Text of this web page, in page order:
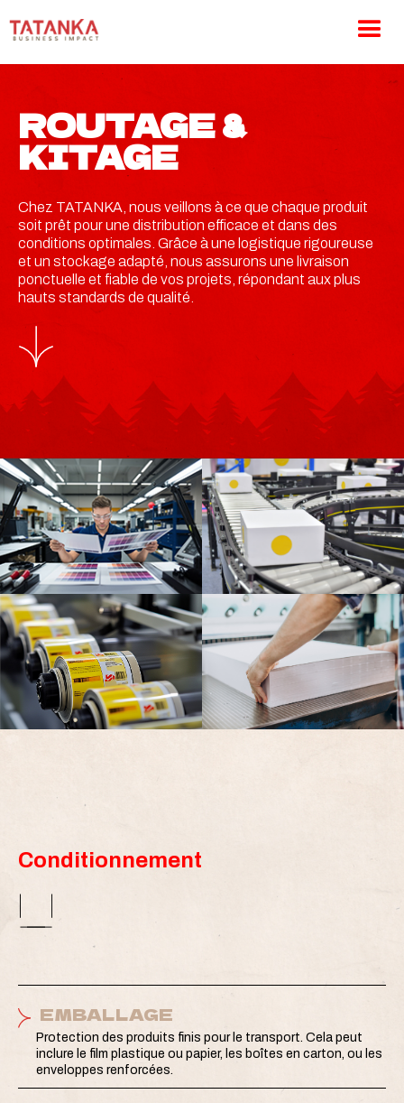
ROUTAGE &
KITAGE
Chez TATANKA, nous veillons à ce que chaque produit
soit prêt pour une distribution efficace et dans des
conditions optimales. Grâce à une logistique rigoureuse
et un stockage adapté, nous assurons une livraison
ponctuelle et fiable de vos projets, répondant aux plus
hauts standards de qualité.
Conditionnement
EMBALLAGE
Protection des produits finis pour le transport. Cela peut
inclure le film plastique ou papier, les boîtes en carton, ou les
enveloppes renforcées.